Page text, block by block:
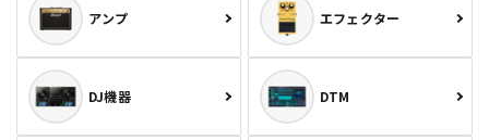
アンプ エフェクター
DJ機器 DTM